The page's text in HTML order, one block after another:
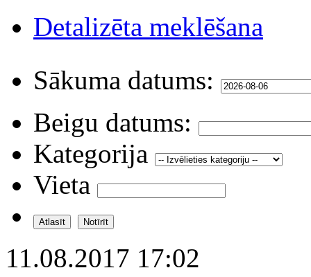
Detalizēta meklēšana
Sākuma datums:
Beigu datums:
Kategorija
Vieta
11.08.2017 17:02